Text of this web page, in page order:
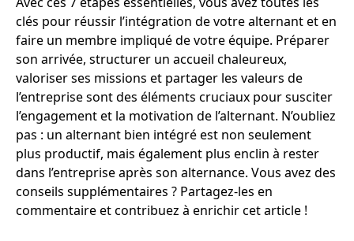
clés pour réussir l’intégration de votre alternant et en
faire un membre impliqué de votre équipe. Préparer
son arrivée, structurer un accueil chaleureux,
valoriser ses missions et partager les valeurs de
l’entreprise sont des éléments cruciaux pour susciter
l’engagement et la motivation de l’alternant. N’oubliez
pas : un alternant bien intégré est non seulement
plus productif, mais également plus enclin à rester
dans l’entreprise après son alternance. Vous avez des
conseils supplémentaires ? Partagez-les en
commentaire et contribuez à enrichir cet article !